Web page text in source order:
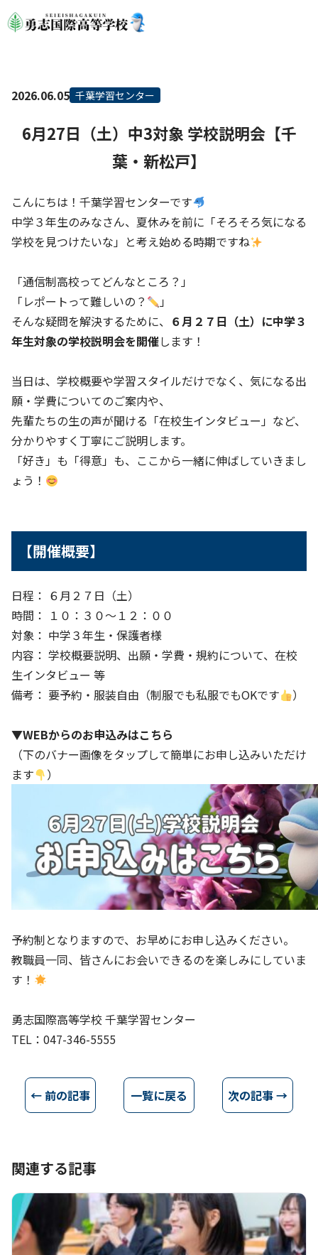
2026.06.05 千葉学習センター
6月27日（土）中3対象 学校説明会【千
葉・新松戸】
こんにちは！千葉学習センターです
中学３年生のみなさん、夏休みを前に「そろそろ気になる
学校を見つけたいな」と考え始める時期ですね
「通信制高校ってどんなところ？」
「レポートって難しいの？
」
そんな疑問を解決するために、 ６月２７日（土）に中学３
年生対象の学校説明会を開催します！
当日は、学校概要や学習スタイルだけでなく、気になる出
願・学費についてのご案内や、
先輩たちの生の声が聞ける「在校生インタビュー」など、
分かりやすく丁寧にご説明します。
「好き」も「得意」も、ここから一緒に伸ばしていきまし
ょう！
【開催概要】
日程： ６月２７日（土）
時間： １０：３０～１２：００
対象： 中学３年生・保護者様
内容： 学校概要説明、出願・学費・規約について、在校
生インタビュー 等
備考： 要予約・服装自由（制服でも私服でもOKです
）
▼WEBからのお申込みはこちら
（下のバナー画像をタップして簡単にお申し込みいただけ
ます
）
予約制となりますので、お早めにお申し込みください。
教職員一同、皆さんにお会いできるのを楽しみにしていま
す！
勇志国際高等学校 千葉学習センター
TEL：047-346-5555
← 前の記事 一覧に戻る 次の記事 →
関連する記事